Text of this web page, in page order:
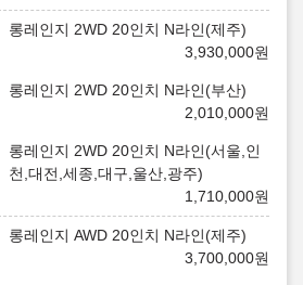
롱레인지 2WD 20인치 N라인(제주)
3,930,000원
롱레인지 2WD 20인치 N라인(부산)
2,010,000원
롱레인지 2WD 20인치 N라인(서울,인
천,대전,세종,대구,울산,광주)
1,710,000원
롱레인지 AWD 20인치 N라인(제주)
3,700,000원